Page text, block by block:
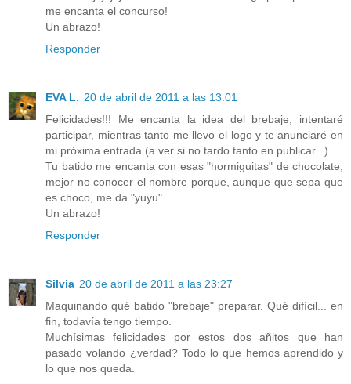
me encanta el concurso!
Un abrazo!
Responder
EVA L. 20 de abril de 2011 a las 13:01
Felicidades!!! Me encanta la idea del brebaje, intentaré
participar, mientras tanto me llevo el logo y te anunciaré en
mi próxima entrada (a ver si no tardo tanto en publicar...).
Tu batido me encanta con esas "hormiguitas" de chocolate,
mejor no conocer el nombre porque, aunque que sepa que
es choco, me da "yuyu".
Un abrazo!
Responder
Silvia 20 de abril de 2011 a las 23:27
Maquinando qué batido "brebaje" preparar. Qué difícil... en
fin, todavía tengo tiempo.
Muchísimas felicidades por estos dos añitos que han
pasado volando ¿verdad? Todo lo que hemos aprendido y
lo que nos queda.